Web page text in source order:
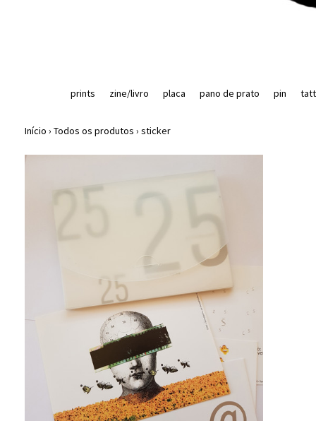
prints zine/livro placa pano de prato pin
Início › Todos os produtos › sticker